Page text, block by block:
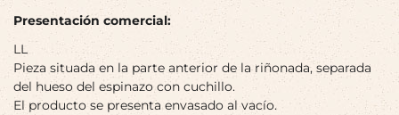
Presentación comercial:
LL
Pieza situada en la parte anterior de la riñonada, separada
del hueso del espinazo con cuchillo.
El producto se presenta envasado al vacío.